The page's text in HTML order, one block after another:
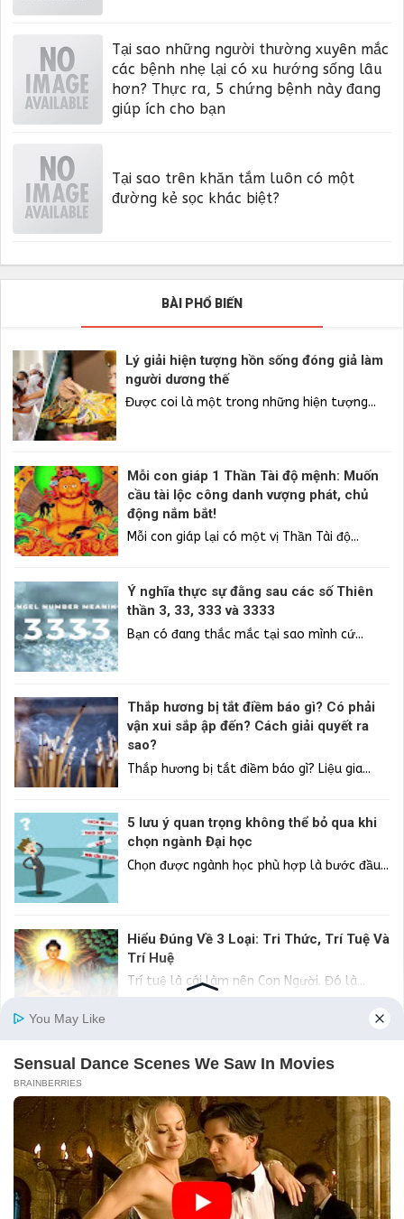
Tại sao những người thường xuyên mắc
các bệnh nhẹ lại có xu hướng sống lâu
hơn? Thực ra, 5 chứng bệnh này đang
giúp ích cho bạn
Tại sao trên khăn tắm luôn có một
đường kẻ sọc khác biệt?
BÀI PHỔ BIẾN
Lý giải hiện tượng hồn sống đóng giả làm
người dương thế
Được coi là một trong những hiện tượng...
Mỗi con giáp 1 Thần Tài độ mệnh: Muốn
cầu tài lộc công danh vượng phát, chủ
động nắm bắt!
Mỗi con giáp lại có một vị Thần Tài độ...
Ý nghĩa thực sự đằng sau các số Thiên
thần 3, 33, 333 và 3333
Bạn có đang thắc mắc tại sao mình cứ...
Thắp hương bị tắt điềm báo gì? Có phải
vận xui sắp ập đến? Cách giải quyết ra
sao?
Thắp hương bị tắt điềm báo gì? Liệu gia...
5 lưu ý quan trọng không thể bỏ qua khi
chọn ngành Đại học
Chọn được ngành học phù hợp là bước đầu...
Hiểu Đúng Về 3 Loại: Tri Thức, Trí Tuệ Và
Trí Huệ
Trí tuệ là cái làm nên Con Người. Đó là...
Bố thí ba la mật là gì? Hiểu xong bạn sẽ tự
soi lại mình
Không ít người thực hành bố thí nhưng...